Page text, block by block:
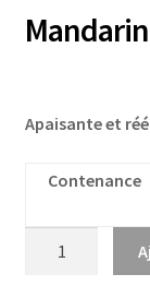
Apaisante et
Contenance